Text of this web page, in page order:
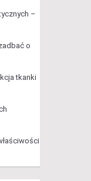
–
o
tkanki